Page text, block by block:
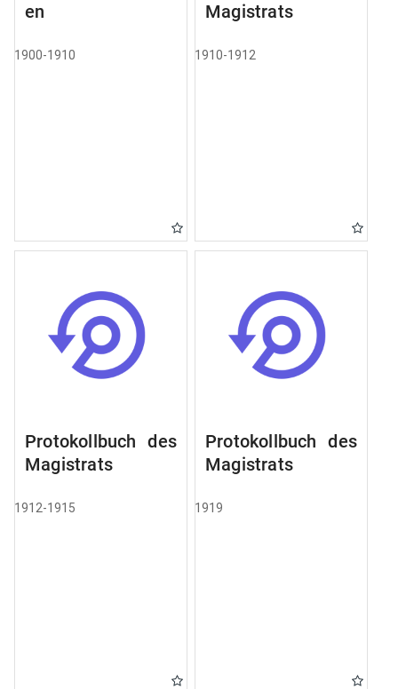
en
1900-1910
Magistrats
1910-1912
Protokollbuch des
Magistrats
1912-1915
Protokollbuch des
Magistrats
1919